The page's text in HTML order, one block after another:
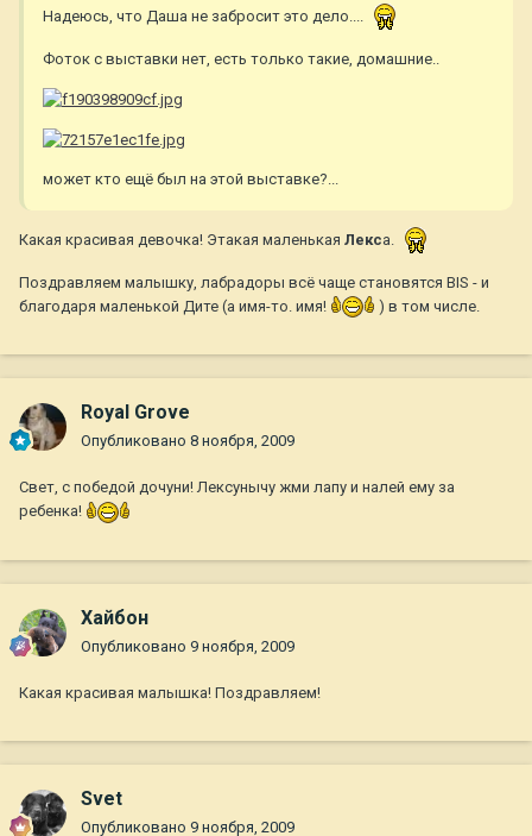
Надеюсь, что Даша не забросит это дело....
Фоток с выставки нет, есть только такие, домашние..
может кто ещё был на этой выставке?...
Какая красивая девочка! Этакая маленькая Лекса.
Поздравляем малышку, лабрадоры всё чаще становятся BIS - и
благодаря маленькой Дите (а имя-то. имя!
) в том числе.
Royal Grove
Опубликовано 8 ноября, 2009
Свет, с победой дочуни! Лексунычу жми лапу и налей ему за
ребенка!
Хайбон
Опубликовано 9 ноября, 2009
Какая красивая малышка! Поздравляем!
Svet
Опубликовано 9 ноября, 2009